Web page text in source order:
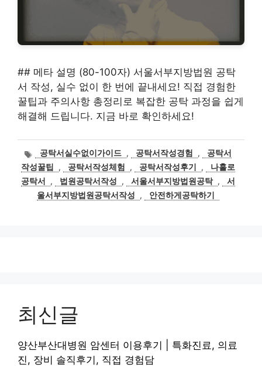
## 메타 설명 (80-100자) 서울서부지방법원 공탁
서 작성, 실수 없이 한 번에 끝내세요! 직접 경험한
꿀팁과 주의사항 총정리로 복잡한 공탁 과정을 쉽게
해결해 드립니다. 지금 바로 확인하세요!
태
그
공탁서실수없이가이드 , 공탁서작성경험 ,
공탁서
작성꿀팁
, 공탁서작성체험 , 공탁서작성후기 ,
나홀로
공탁서
, 법원공탁서작성 , 서울서부지방법원공탁 ,
서
울서부지방법원공탁서작성
, 안전하게공탁하기
최신글
양산부산대병원 암센터 이용후기 | 특화진료, 의료
진, 장비 솔직후기, 직접 경험담